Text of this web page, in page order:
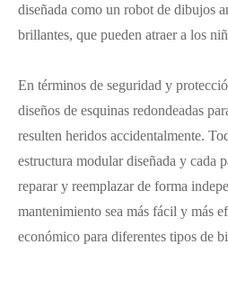
diseñada como un robot de dibujos
brillantes, que pueden atraer a los
En términos de seguridad y
diseños de esquinas redondeadas
resulten heridos accidentalmente.
estructura modular diseñada y cada
reparar y reemplazar de forma
mantenimiento sea más fácil y más
económico para diferentes tipos de